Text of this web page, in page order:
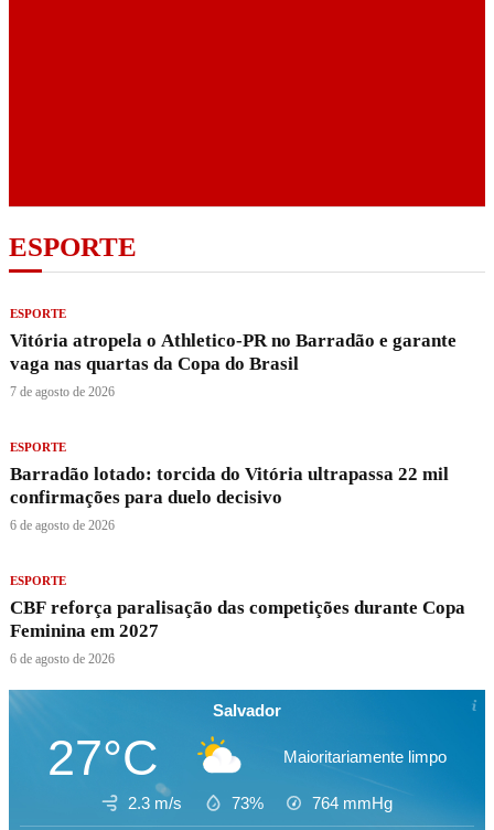
ESPORTE
ESPORTE
Vitória atropela o Athletico-PR no Barradão e garante
vaga nas quartas da Copa do Brasil
7 de agosto de 2026
ESPORTE
Barradão lotado: torcida do Vitória ultrapassa 22 mil
confirmações para duelo decisivo
6 de agosto de 2026
ESPORTE
CBF reforça paralisação das competições durante Copa
Feminina em 2027
6 de agosto de 2026
Salvador
27°C Maioritariamente limpo
2.3 m/s 73% 764 mmHg